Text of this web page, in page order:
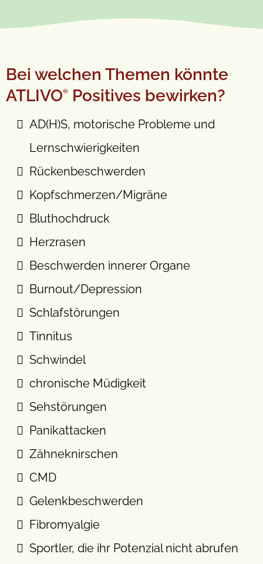
Bei welchen Themen könnte
ATLIVO® Positives bewirken?
AD(H)S, motorische Probleme und
Lernschwierigkeiten
Rückenbeschwerden
Kopfschmerzen/Migräne
Bluthochdruck
Herzrasen
Beschwerden innerer Organe
Burnout/Depression
Schlafstörungen
Tinnitus
Schwindel
chronische Müdigkeit
Sehstörungen
Panikattacken
Zähneknirschen
CMD
Gelenkbeschwerden
Fibromyalgie
Sportler, die ihr Potenzial nicht abrufen